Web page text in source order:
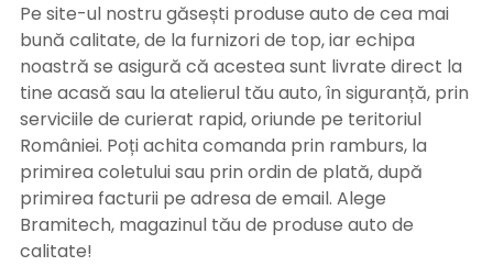
Pe site-ul nostru găsești produse auto de cea mai
bună calitate, de la furnizori de top, iar echipa
noastră se asigură că acestea sunt livrate direct la
tine acasă sau la atelierul tău auto, în siguranță, prin
serviciile de curierat rapid, oriunde pe teritoriul
României. Poți achita comanda prin ramburs, la
primirea coletului sau prin ordin de plată, după
primirea facturii pe adresa de email. Alege
Bramitech, magazinul tău de produse auto de
calitate!